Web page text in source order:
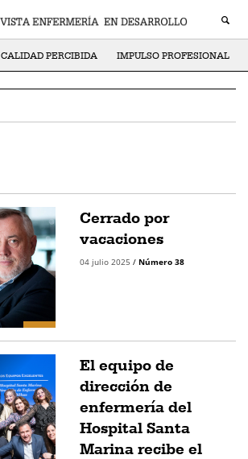
CALIDAD PERCIBIDA IMPULSO PROFESIONAL
Cerrado por
vacaciones
04 julio 2025 / Número 38
El equipo de
dirección de
enfermería del
Hospital Santa
Marina recibe el